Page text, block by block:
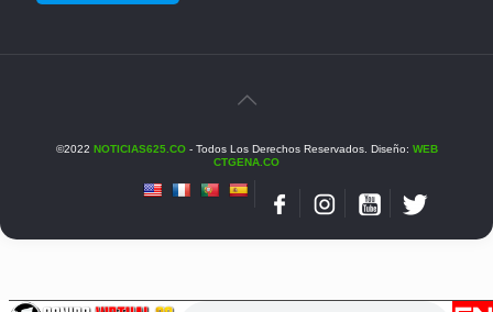
©2022 NOTICIAS625.CO- Todos Los Derechos Reservados. Diseño: WEB
CTGENA.CO